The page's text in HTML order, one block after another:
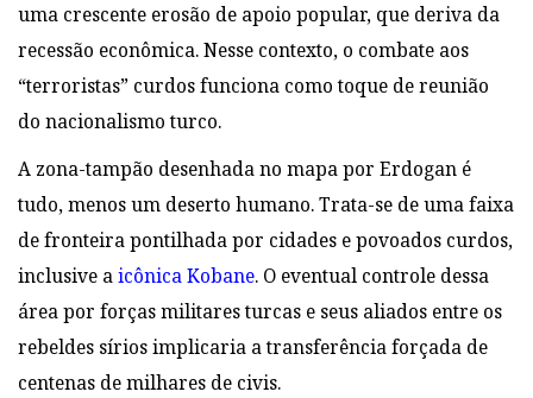
uma crescente erosão de apoio popular, que deriva da
recessão econômica. Nesse contexto, o combate aos
“terroristas” curdos funciona como toque de reunião
do nacionalismo turco.
A zona-tampão desenhada no mapa por Erdogan é
tudo, menos um deserto humano. Trata-se de uma faixa
de fronteira pontilhada por cidades e povoados curdos,
inclusive aicônica Kobane. O eventual controle dessa
área por forças militares turcas e seus aliados entre os
rebeldes sírios implicaria a transferência forçada de
centenas de milhares de civis.